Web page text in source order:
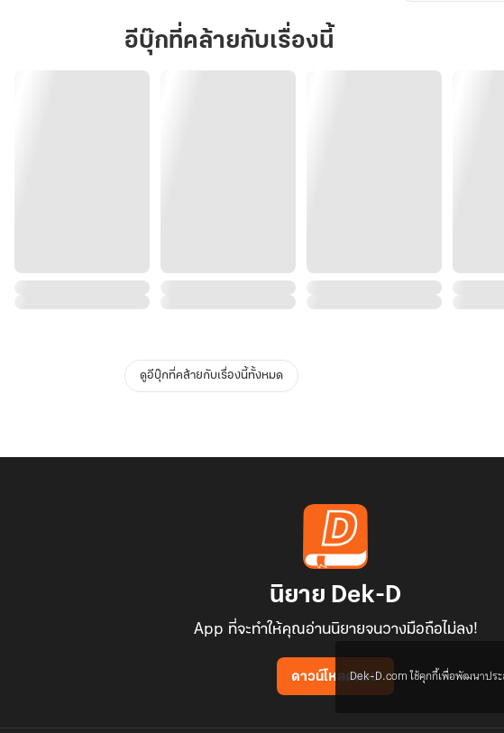
ชอบ
แมว
หยิ่ง
อีบุ๊กที่คล้ายกับเรื่องนี้
ดูอีบุ๊กที่คล้ายกับเรื่องนี้ทั้งหมด
นิยาย Dek-D
App ที่จะทำให้คุณอ่านนิยายจนวางมือถือไม่ลง!
ดาวน์โหลดแอปDek-D.com ใช้คุกกี้เพื่อพัฒนาปร